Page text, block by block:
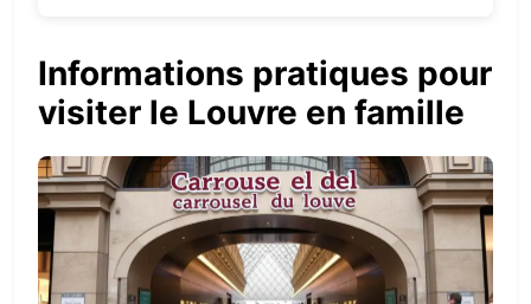
Informations pratiques pour
visiter le Louvre en famille